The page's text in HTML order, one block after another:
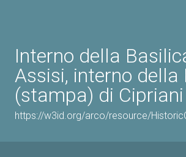
Interno della
Assisi, interno della
(stampa) di
https://w3id.org/arco/resource/